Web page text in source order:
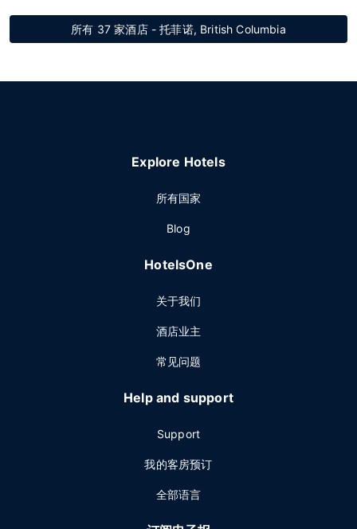
所有 37 家酒店 - 托菲诺, British Columbia
Explore Hotels
所有国家
Blog
HotelsOne
关于我们
酒店业主
常见问题
Help and support
Support
我的客房预订
全部语言